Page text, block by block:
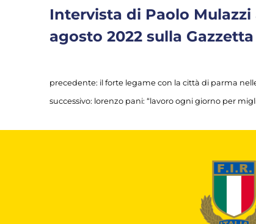
Intervista di Paolo
agosto 2022 sulla
precedente: il forte legame con la città di parma
successivo: lorenzo pani: “lavoro ogni giorno per